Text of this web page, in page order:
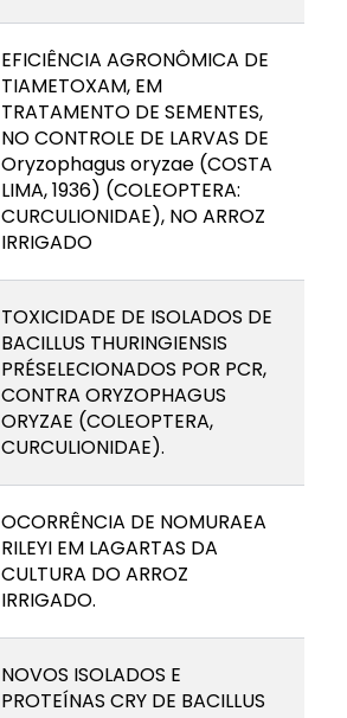
EFICIÊNCIA AGRONÔMICA DE
TIAMETOXAM, EM
TRATAMENTO DE SEMENTES,
NO CONTROLE DE LARVAS DE
Oryzophagus oryzae (COSTA
LIMA, 1936) (COLEOPTERA:
CURCULIONIDAE), NO ARROZ
IRRIGADO
TOXICIDADE DE ISOLADOS DE
BACILLUS THURINGIENSIS
PRÉSELECIONADOS POR PCR,
CONTRA ORYZOPHAGUS
ORYZAE (COLEOPTERA,
CURCULIONIDAE).
OCORRÊNCIA DE NOMURAEA
RILEYI EM LAGARTAS DA
CULTURA DO ARROZ
IRRIGADO.
NOVOS ISOLADOS E
PROTEÍNAS CRY DE BACILLUS